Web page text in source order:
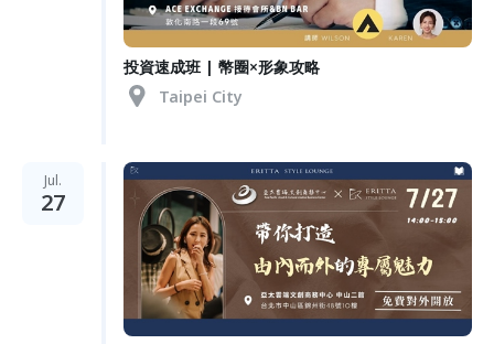
投資速成班 | 幣圈×形象攻略
Taipei City
Jul.
27